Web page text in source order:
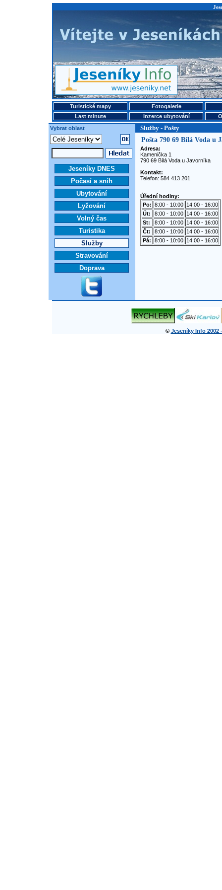
Turistické mapy
Fotogalerie
Last minute
Inzerce ubytování
Vybrat oblast
Služby - Pošty
Jeseníky DNES
Počasí a sníh
Ubytování
Lyžování
Volný čas
Turistika
Služby
Stravování
Doprava
Pošta 790 69 Bílá Voda u
Adresa:
Kamenička 1
790 69 Bílá Voda u Javorníka
Kontakt:
Telefon: 584 413 201
Úřední hodiny:
Po: 8:00 - 10:00
14:00 - 16:00
Út:
8:00 - 10:00
14:00 - 16:00
St:
8:00 - 10:00
14:00 - 16:00
Čt:
8:00 - 10:00
14:00 - 16:00
Pá:
8:00 - 10:00 14:00 - 16:00
© Jeseníky Info 2002